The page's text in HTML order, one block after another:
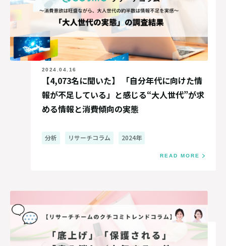
2024.04.16
【4,073名に聞いた】 「自分年代に向けた情
報が不足している」と感じる“大人世代”が求
める情報と消費傾向の実態
分析 リサーチコラム 2024年
READ MORE